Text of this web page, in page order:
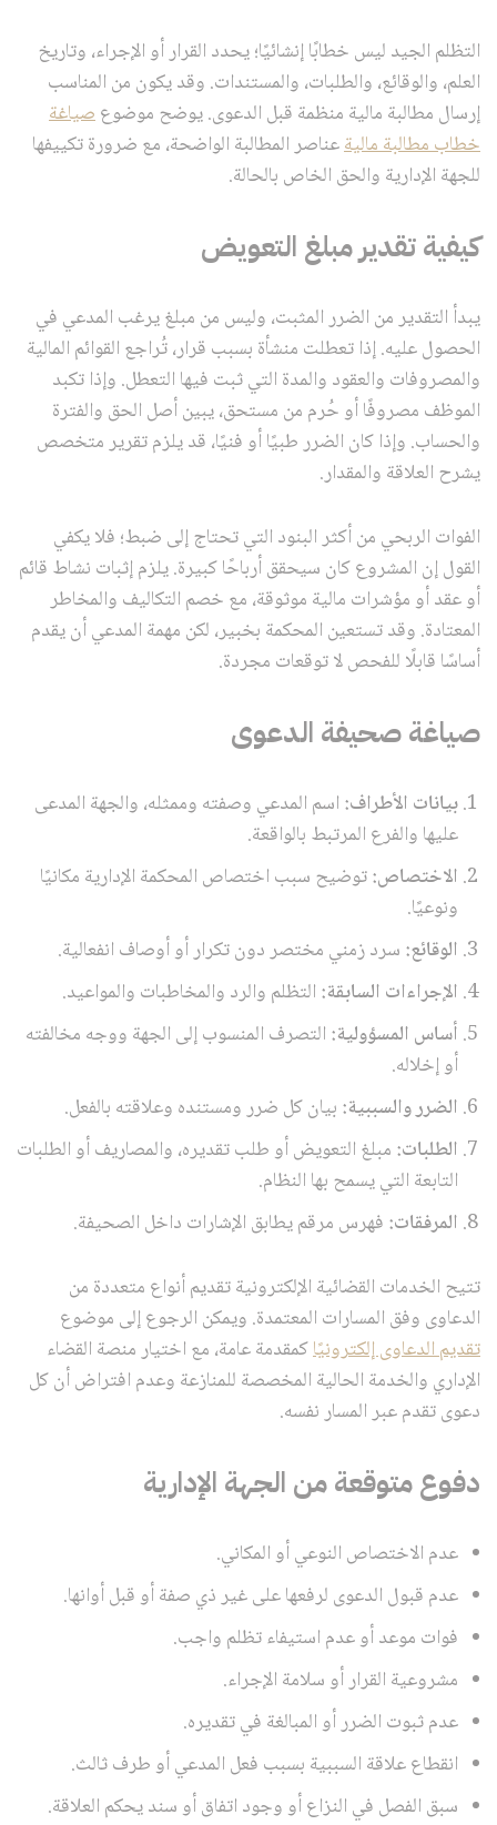
التظلم الجيد ليس خطابًا إنشائيًا؛ يحدد القرار أو الإجراء، وتاريخ
العلم، والوقائع، والطلبات، والمستندات. وقد يكون من المناسب
إرسال مطالبة مالية منظمة قبل الدعوى. يوضح موضوعصياغة
خطاب مطالبة ماليةعناصر المطالبة الواضحة، مع ضرورة تكييفها
للجهة الإدارية والحق الخاص بالحالة.
كيفية تقدير مبلغ التعويض
يبدأ التقدير من الضرر المثبت، وليس من مبلغ يرغب المدعي في
الحصول عليه. إذا تعطلت منشأة بسبب قرار، تُراجع القوائم المالية
والمصروفات والعقود والمدة التي ثبت فيها التعطل. وإذا تكبد
الموظف مصروفًا أو حُرم من مستحق، يبين أصل الحق والفترة
والحساب. وإذا كان الضرر طبيًا أو فنيًا، قد يلزم تقرير متخصص
يشرح العلاقة والمقدار.
الفوات الربحي من أكثر البنود التي تحتاج إلى ضبط؛ فلا يكفي
القول إن المشروع كان سيحقق أرباحًا كبيرة. يلزم إثبات نشاط قائم
أو عقد أو مؤشرات مالية موثوقة، مع خصم التكاليف والمخاطر
المعتادة. وقد تستعين المحكمة بخبير، لكن مهمة المدعي أن يقدم
أساسًا قابلًا للفحص لا توقعات مجردة.
صياغة صحيفة الدعوى
بيانات الأطراف: اسم المدعي وصفته وممثله، والجهة المدعى
عليها والفرع المرتبط بالواقعة.
الاختصاص:توضيح سبب اختصاص المحكمة الإدارية مكانيًا
ونوعيًا.
الوقائع: سرد زمني مختصر دون تكرار أو أوصاف انفعالية.
الإجراءات السابقة: التظلم والرد والمخاطبات والمواعيد.
أساس المسؤولية: التصرف المنسوب إلى الجهة ووجه مخالفته
أو إخلاله.
الضرر والسببية: بيان كل ضرر ومستنده وعلاقته بالفعل.
الطلبات: مبلغ التعويض أو طلب تقديره، والمصاريف أو الطلبات
التابعة التي يسمح بها النظام.
المرفقات: فهرس مرقم يطابق الإشارات داخل الصحيفة.
تتيح الخدمات القضائية الإلكترونية تقديم أنواع متعددة من
الدعاوى وفق المسارات المعتمدة. ويمكن الرجوع إلى موضوع
تقديم الدعاوى إلكترونيًاكمقدمة عامة، مع اختيار منصة القضاء
الإداري والخدمة الحالية المخصصة للمنازعة وعدم افتراض أن كل
دعوى تقدم عبر المسار نفسه.
دفوع متوقعة من الجهة الإدارية
عدم الاختصاص النوعي أو المكاني.
عدم قبول الدعوى لرفعها على غير ذي صفة أو قبل أوانها.
فوات موعد أو عدم استيفاء تظلم واجب.
مشروعية القرار أو سلامة الإجراء.
عدم ثبوت الضرر أو المبالغة في تقديره.
انقطاع علاقة السببية بسبب فعل المدعي أو طرف ثالث.
سبق الفصل في النزاع أو وجود اتفاق أو سند يحكم العلاقة.